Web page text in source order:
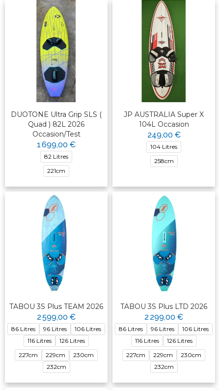
DUOTONE Ultra Grip SLS (
Quad ) 82L 2026
Occasion/Test
1 699,00 €
82 Litres
221cm
JP AUSTRALIA Super X
104L Occasion
249,00 €
104 Litres
258cm
TABOU 3S Plus TEAM 2026
2 599,00 €
86 Litres 96 Litres
106 Litres
116 Litres
126 Litres
227cm
229cm
230cm
232cm
TABOU 3S Plus LTD 2026
2 299,00 €
86 Litres 96 Litres
106 Litres
116 Litres
126 Litres
227cm
229cm
230cm
232cm